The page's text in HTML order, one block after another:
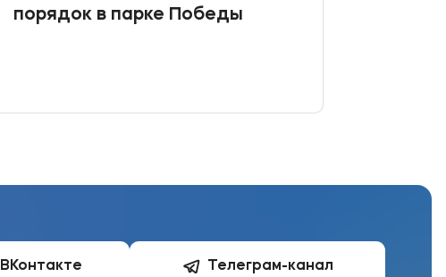
порядок в парке Победы
ВКонтакте Телеграм-канал